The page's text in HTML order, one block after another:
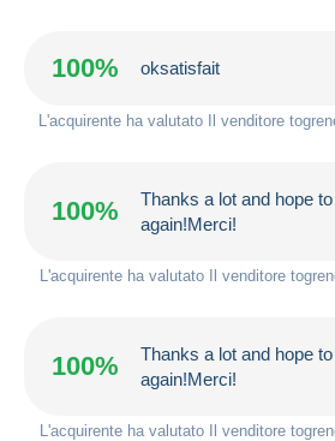
100% oksatisfait
L'acquirente ha valutato Il venditore
100%
Thanks a lot and hope
again!Merci!
L'acquirente ha valutato Il venditore
100%
Thanks a lot and hope
again!Merci!
L'acquirente ha valutato Il venditore